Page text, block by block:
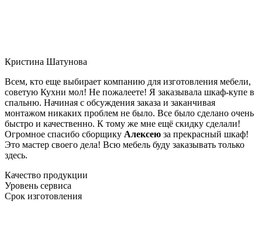
Кристина Шатунова
Всем, кто еще выбирает компанию для изготовления мебели,
советую Кухни мол! Не пожалеете! Я заказывала шкаф-купе в
спальню. Начиная с обсуждения заказа и заканчивая
монтажом никаких проблем не было. Все было сделано очень
быстро и качественно. К тому же мне ещё скидку сделали!
Огромное спасибо сборщику Алексею за прекрасный шкаф!
Это мастер своего дела! Всю мебель буду заказывать только
здесь.
Качество продукции
Уровень сервиса
Срок изготовления